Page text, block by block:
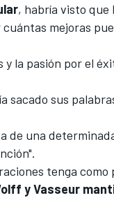
, habría visto que
mejoras
la pasión por el
sacado sus
de una
tenga como
y Vasseur